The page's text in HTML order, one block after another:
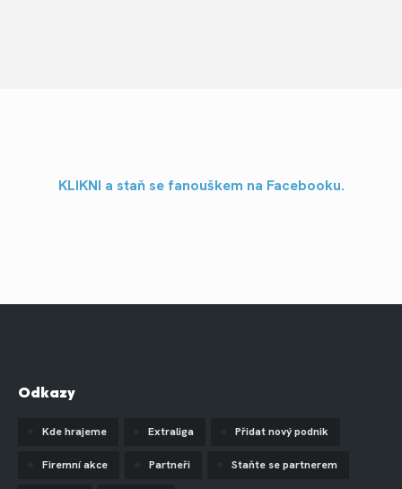
KLIKNI a staň se fanouškem na Facebooku.
Odkazy
Kde hrajeme Extraliga Přidat nový podnik
Firemní akce Partneři Staňte se partnerem